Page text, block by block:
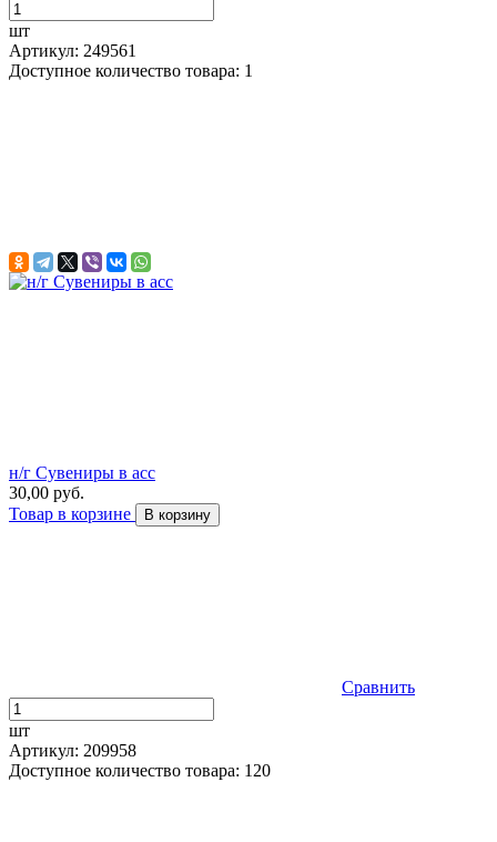
шт
Артикул: 249561
Доступное количество товара: 1
н/г Сувениры в асс
30,00 руб.
Товар в корзине
В корзину
Сравнить
шт
Артикул: 209958
Доступное количество товара: 120